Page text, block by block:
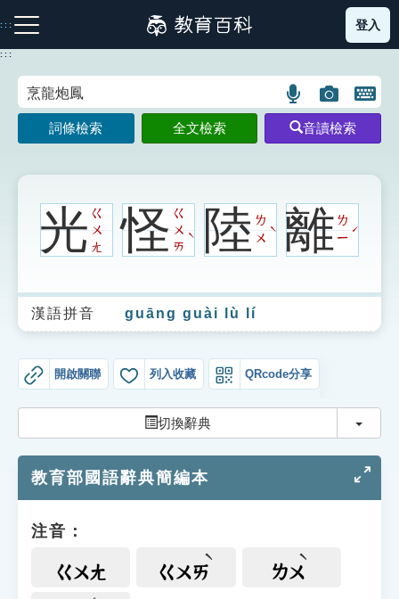
到
主
:::
注音索引圖示 筆畫索引圖示 部首索引表圖示
生字詞彙表
成語故事
索引選單
單字索引
遊戲專區
登入
:::
語
言
搜
示
圖
片
搜
示
開
鍵
圖
詞條檢索 全文檢索 音讀檢索
光ㄍ
ㄨ
ㄤ
怪ㄍ
ㄨ
ㄞ
ˋ 陸ㄌ
ㄨ
ˋ 離ㄌ
ㄧ
ˊ
漢語拼音 guāng guài lù lí
開啟關聯 列入收藏 QRcode分享
切換辭典 切換
教育部國語辭典簡編本
注音：
ㄍㄨㄤ ㄍㄨㄞ ㄌㄨ